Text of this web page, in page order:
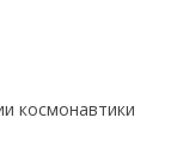
космонавтики